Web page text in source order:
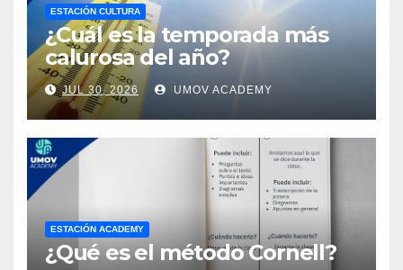
ESTACIÓN CULTURA
¿Cuál es la temporada más
calurosa del año?
JUL 30, 2026 UMOV ACADEMY
ESTACIÓN ACADEMY
¿Qué es el método Cornell?